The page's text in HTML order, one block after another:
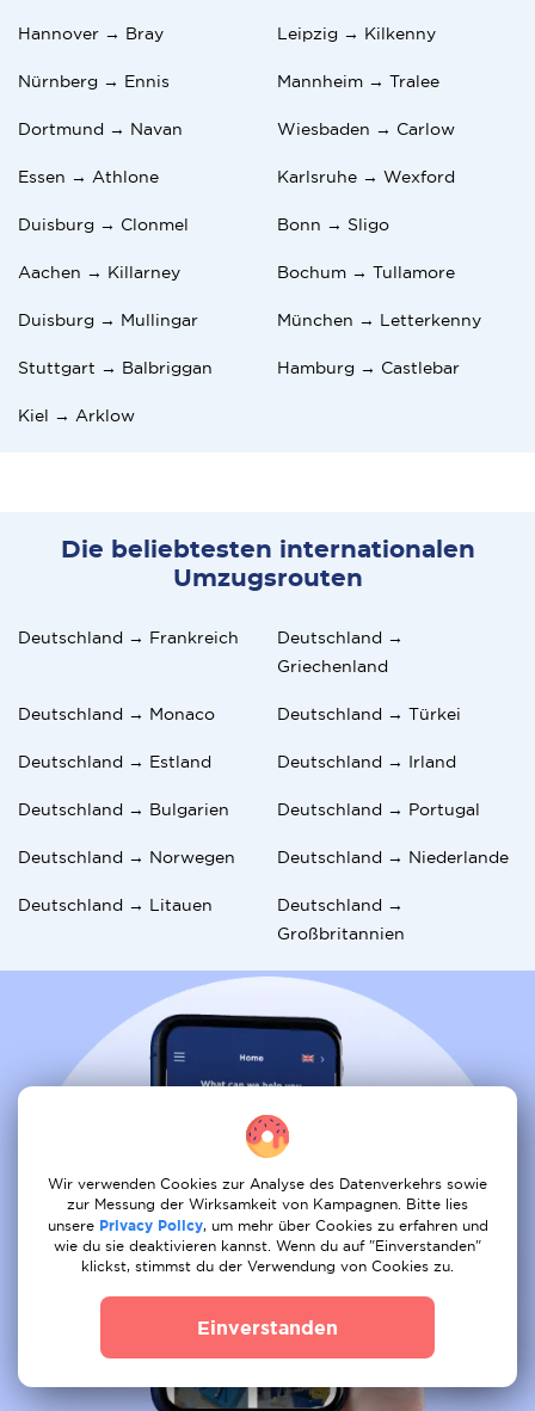
Hannover → Bray Leipzig → Kilkenny
Nürnberg → Ennis Mannheim → Tralee
Dortmund → Navan Wiesbaden → Carlow
Essen → Athlone Karlsruhe → Wexford
Duisburg → Clonmel Bonn → Sligo
Aachen → Killarney Bochum → Tullamore
Duisburg → Mullingar München → Letterkenny
Stuttgart → Balbriggan Hamburg → Castlebar
Kiel → Arklow
Die beliebtesten internationalen
Umzugsrouten
Deutschland → Frankreich
Deutschland →
Griechenland
Deutschland → Monaco Deutschland → Türkei
Deutschland → Estland Deutschland → Irland
Deutschland → Bulgarien Deutschland → Portugal
Deutschland → Norwegen Deutschland → Niederlande
Deutschland → Litauen
Deutschland →
Großbritannien
Wir verwenden Cookies zur Analyse des Datenverkehrs sowie
zur Messung der Wirksamkeit von Kampagnen. Bitte lies
unsere Privacy Policy, um mehr über Cookies zu erfahren und
wie du sie deaktivieren kannst. Wenn du auf "Einverstanden"
klickst, stimmst du der Verwendung von Cookies zu.
Einverstanden